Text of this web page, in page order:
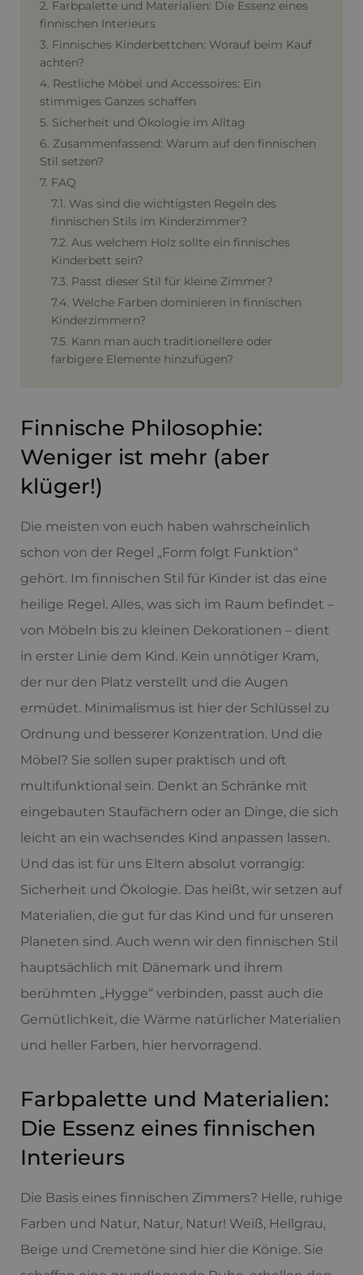
2. Farbpalette und Materialien: Die Essenz eines
finnischen Interieurs
3. Finnisches Kinderbettchen: Worauf beim Kauf
achten?
4. Restliche Möbel und Accessoires: Ein
stimmiges Ganzes schaffen
5. Sicherheit und Ökologie im Alltag
6. Zusammenfassend: Warum auf den finnischen
Stil setzen?
7. FAQ
7.1. Was sind die wichtigsten Regeln des
finnischen Stils im Kinderzimmer?
7.2. Aus welchem Holz sollte ein finnisches
Kinderbett sein?
7.3. Passt dieser Stil für kleine Zimmer?
7.4. Welche Farben dominieren in finnischen
Kinderzimmern?
7.5. Kann man auch traditionellere oder
farbigere Elemente hinzufügen?
Finnische Philosophie:
Weniger ist mehr (aber
klüger!)
Die meisten von euch haben wahrscheinlich
schon von der Regel „Form folgt Funktion“
gehört. Im finnischen Stil für Kinder ist das eine
heilige Regel. Alles, was sich im Raum befindet –
von Möbeln bis zu kleinen Dekorationen – dient
in erster Linie dem Kind. Kein unnötiger Kram,
der nur den Platz verstellt und die Augen
ermüdet. Minimalismus ist hier der Schlüssel zu
Ordnung und besserer Konzentration. Und die
Möbel? Sie sollen super praktisch und oft
multifunktional sein. Denkt an Schränke mit
eingebauten Staufächern oder an Dinge, die sich
leicht an ein wachsendes Kind anpassen lassen.
Und das ist für uns Eltern absolut vorrangig:
Sicherheit und Ökologie. Das heißt, wir setzen auf
Materialien, die gut für das Kind und für unseren
Planeten sind. Auch wenn wir den finnischen Stil
hauptsächlich mit Dänemark und ihrem
berühmten „Hygge“ verbinden, passt auch die
Gemütlichkeit, die Wärme natürlicher Materialien
und heller Farben, hier hervorragend.
Farbpalette und Materialien:
Die Essenz eines finnischen
Interieurs
Die Basis eines finnischen Zimmers? Helle, ruhige
Farben und Natur, Natur, Natur! Weiß, Hellgrau,
Beige und Cremetöne sind hier die Könige. Sie